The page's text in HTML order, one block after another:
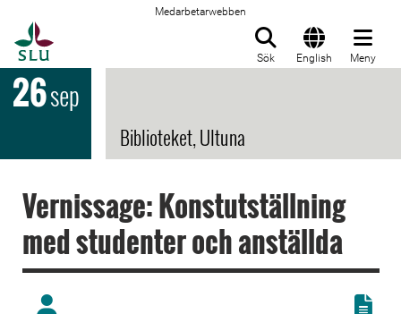
Medarbetarwebben
Sök English Meny
26sep
Biblioteket, Ultuna
Vernissage: Konstutställning
med studenter och anställda